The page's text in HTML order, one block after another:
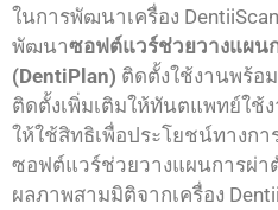
ในการพัฒนาเครื่อง
พัฒนาซอฟต์แวร์ช่วยวางแผน
(DentiPlan) ติดตั้งใช้งานพร้อม
ติดตั้งเพิ่มเติมให้ทันตแพทย์ใ
ให้ใช้สิทธิเพื่อประโยชน์ทางกา
ซอฟต์แวร์ช่วยวางแผนการผ่า
ผลภาพสามมิติจากเครื่อง